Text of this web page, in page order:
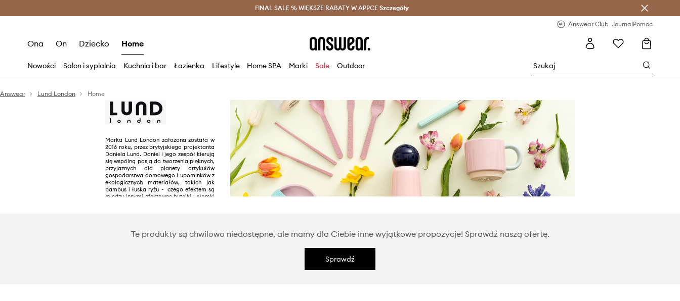
Oszczędzaj z Answear Club > Dostawa nawet w 24h >
FINAL SALE % WIĘKSZE RABATY W APPCE Szczegóły
Answear Club JournalPomoc
Ona On Dziecko Home
Nowości Salon i sypialnia Kuchnia i bar Łazienka Lifestyle Home SPA Marki Sale Outdoor
Answear Lund London Home
Marka Lund London założona została w
2016 roku, przez brytyjskiego projektanta
Daniela Lund. Daniel i jego zespół kierują
się wspólną pasją do tworzenia pięknych,
przyjaznych dla planety artykułów
gospodarstwa domowego i upominków z
ekologicznych materiałów, takich jak
bambus i łuska ryżu - czego efektem są
między innymi efektowne butelki i słomki
Te produkty są chwilowo niedostępne, ale mamy dla Ciebie inne wyjątkowe propozycje! Sprawdź naszą ofertę.
Sprawdź